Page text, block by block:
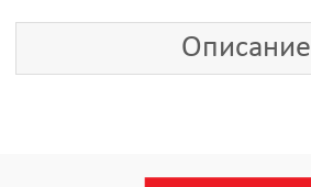
Описание